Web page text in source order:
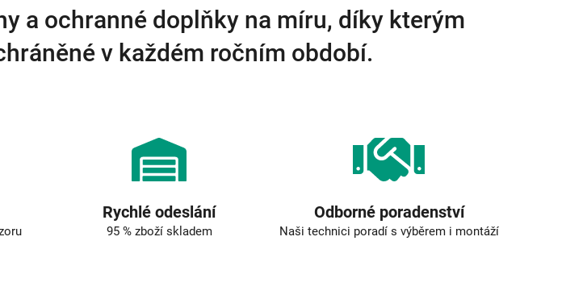
a
c
í
p
ý
p
i
u
a ochranné doplňky na míru, díky kterým
v každém ročním období.
Rychlé odeslání
95 % zboží skladem
Odborné poradenství
Naši technici poradí s výběrem i montáží